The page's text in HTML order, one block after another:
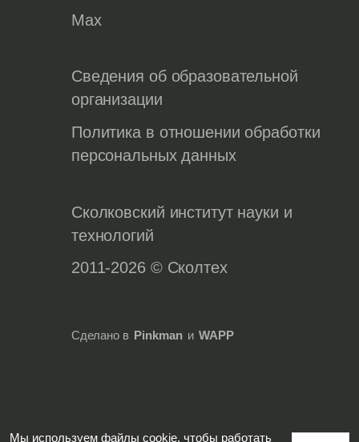
Max
Сведения об образовательной
организации
Политика в отношении обработки
персональных данных
Сколковский институт науки и
технологий
2011-2026 © Сколтех
Сделано в Pinkman и WAPP
Мы используем файлы cookie, чтобы работать